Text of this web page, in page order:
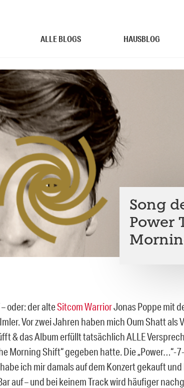
ALLE BLOGS HAUSBLOG
Song
Power
oder: der alteSitcom WarriorJonas Poppe mit
Vor zwei Jahren haben mich Oum Shatt als
& das Album erfüllt tatsächlich ALLE
Morning Shift“ gegeben hatte. Die „Power…“-
ich mir damals auf dem Konzert gekauft
auf – und bei keinem Track wird häufiger